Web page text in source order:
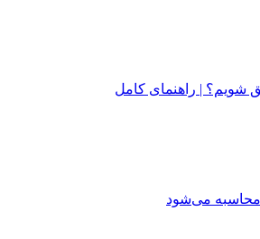
شویم؟ | راهنمای کامل